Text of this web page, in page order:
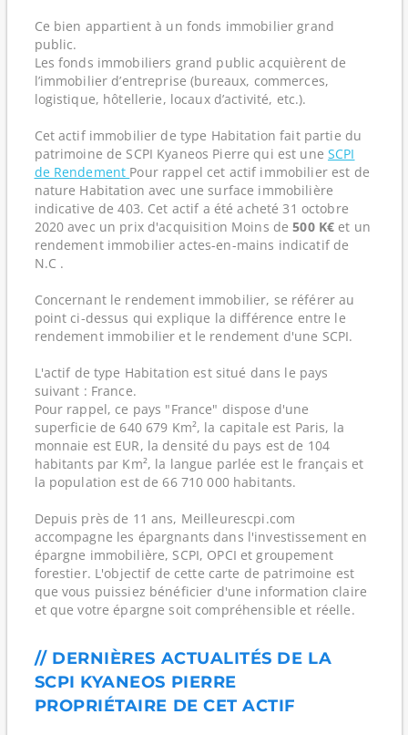
Ce bien appartient à un fonds immobilier grand
public.
Les fonds immobiliers grand public acquièrent de
l’immobilier d’entreprise (bureaux, commerces,
logistique, hôtellerie, locaux d’activité, etc.).
Cet actif immobilier de type Habitation fait partie du
patrimoine de SCPI Kyaneos Pierre qui est une SCPI
de Rendement Pour rappel cet actif immobilier est de
nature Habitation avec une surface immobilière
indicative de 403. Cet actif a été acheté 31 octobre
2020 avec un prix d'acquisition Moins de500 K€ et un
rendement immobilier actes-en-mains indicatif de
N.C .
Concernant le rendement immobilier, se référer au
point ci-dessus qui explique la différence entre le
rendement immobilier et le rendement d'une SCPI.
L'actif de type Habitation est situé dans le pays
suivant : France.
Pour rappel, ce pays "France" dispose d'une
superficie de 640 679 Km², la capitale est Paris, la
monnaie est EUR, la densité du pays est de 104
habitants par Km², la langue parlée est le français et
la population est de 66 710 000 habitants.
Depuis près de 11 ans, Meilleurescpi.com
accompagne les épargnants dans l'investissement en
épargne immobilière, SCPI, OPCI et groupement
forestier. L'objectif de cette carte de patrimoine est
que vous puissiez bénéficier d'une information claire
et que votre épargne soit compréhensible et réelle.
// DERNIÈRES ACTUALITÉS DE LA
SCPI KYANEOS PIERRE
PROPRIÉTAIRE DE CET ACTIF